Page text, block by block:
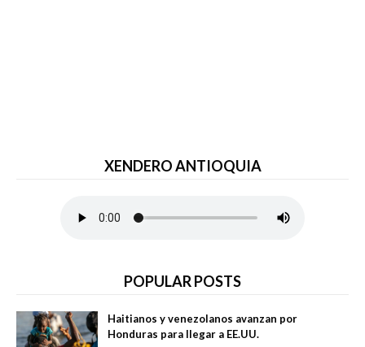
XENDERO ANTIOQUIA
POPULAR POSTS
Haitianos y venezolanos avanzan por
Honduras para llegar a EE.UU.